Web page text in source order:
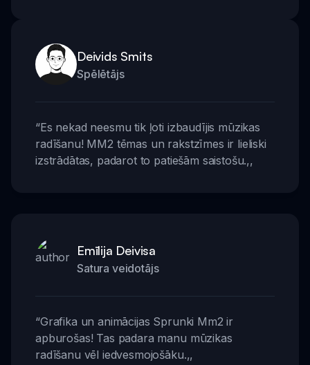
Deivids Smits
Spēlētājs
“Es nekad neesmu tik ļoti izbaudījis mūzikas
radīšanu! MM2 tēmas un rakstzīmes ir lieliski
izstrādātas, padarot to patiešām saistošu.,,
Emīlija Deivisa
Satura veidotājs
“Grafika un animācijas Sprunki Mm2 ir
apburošas! Tas padara manu mūzikas
radīšanu vēl iedvesmojošāku.,,